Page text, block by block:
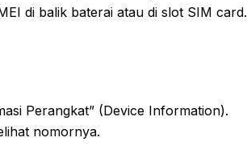
di balik baterai atau di slot SIM card.
Perangkat” (Device Information).
nomornya.